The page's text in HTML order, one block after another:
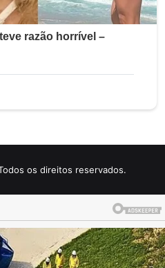
os direitos reservados.